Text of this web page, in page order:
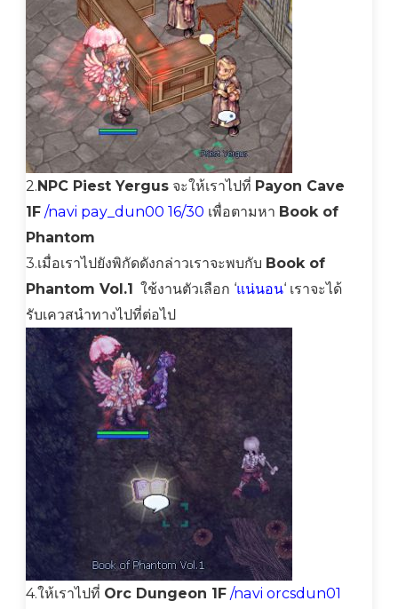
2.NPC Piest Yergus จะให้เราไปที่ Payon Cave
1F /navi pay_dun00 16/30 เพื่อตามหา Book of
Phantom
3.เมื่อเราไปยังพิกัดดังกล่าวเราจะพบกับ Book of
Phantom Vol.1 ใช้งานตัวเลือก ‘แน่นอน‘ เราจะได้
รับเควสนำทางไปที่ต่อไป
4.ให้เราไปที่ Orc Dungeon 1F /navi orcsdun01